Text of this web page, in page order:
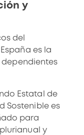
y
del
es la
Estatal de
Sostenible es
para
y